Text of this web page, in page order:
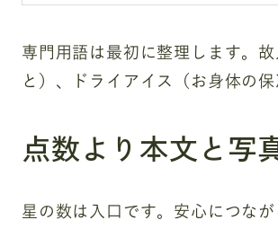
専門用語は最初に整理します。
と）、ドライアイス（お身体の
点数より本文と写
星の数は入口です。安心につな